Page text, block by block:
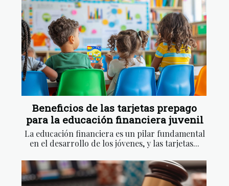
Beneficios de las tarjetas prepago
para la educación financiera juvenil
La educación financiera es un pilar fundamental
en el desarrollo de los jóvenes, y las tarjetas...